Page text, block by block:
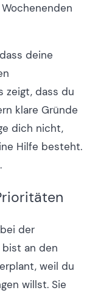
deine
zeigt, dass du
klare Gründe
dich nicht,
Hilfe besteht.
der
bist an den
weil du
willst. Sie